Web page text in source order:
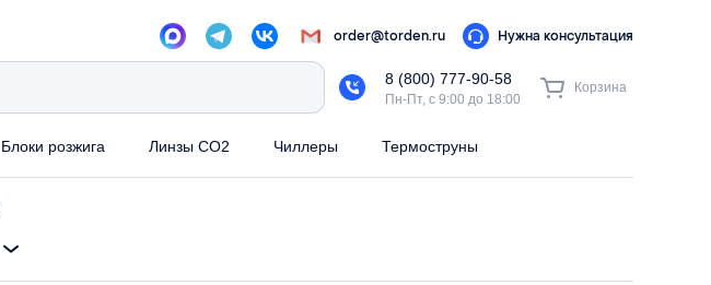
order@torden.ru Нужна консультация
8 (800) 777-90-58
Пн-Пт, с 9:00 до 18:00
Корзина
Блоки розжига Линзы CO2 Чиллеры Термоструны